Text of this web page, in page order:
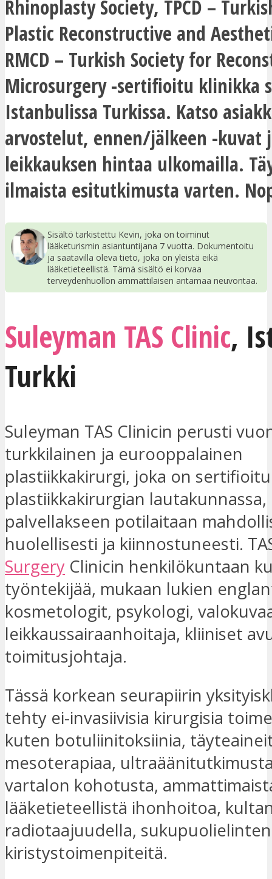
Rhinoplasty Society, TPCD –
Plastic Reconstructive and
RMCD – Turkish Society for
Microsurgery -sertifioitu klinikka
Istanbulissa Turkissa. Katso
arvostelut, ennen/jälkeen -kuvat
leikkauksen hintaa ulkomailla.
ilmaista esitutkimusta varten.
Sisältö tarkistettu Kevin, joka on toiminut
lääketurismin asiantuntijana 7 vuotta. Dokumentoitu
ja saatavilla oleva tieto, joka on yleistä eikä
lääketieteellistä. Tämä sisältö ei korvaa
terveydenhuollon ammattilaisen antamaa neuvontaa.
Suleyman TAS Clinic,
Turkki
Suleyman TAS Clinicin perusti
turkkilainen ja eurooppalainen
plastiikkakirurgi, joka on sertifioitu
plastiikkakirurgian lautakunnassa,
palvellakseen potilaitaan
huolellisesti ja kiinnostuneesti.
Surgery Clinicin henkilökuntaan
työntekijää, mukaan lukien
kosmetologit, psykologi,
leikkaussairaanhoitaja, kliiniset
toimitusjohtaja.
Tässä korkean seurapiirin
tehty ei-invasiivisia kirurgisia
kuten botuliinitoksiinia,
mesoterapiaa,
vartalon kohotusta,
lääketieteellistä ihonhoitoa,
radiotaajuudella, sukupuolielinten
kiristystoimenpiteitä.